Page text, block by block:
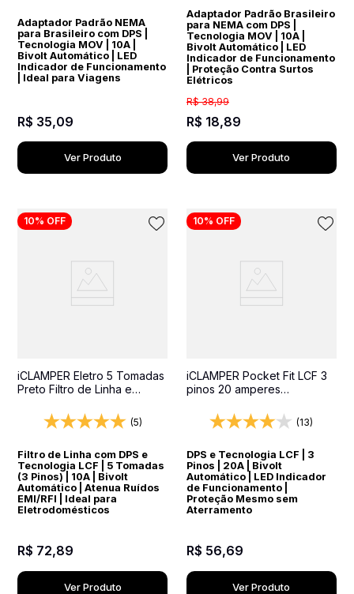
Adaptador Padrão NEMA
para Brasileiro com DPS |
Tecnologia MOV | 10A |
Bivolt Automático | LED
Indicador de Funcionamento
| Ideal para Viagens
R$ 35,09
Ver Produto
Adaptador Padrão Brasileiro
para NEMA com DPS |
Tecnologia MOV | 10A |
Bivolt Automático | LED
Indicador de Funcionamento
| Proteção Contra Surtos
Elétricos
R$ 38,99
R$ 18,89
Ver Produto
10% OFF
iCLAMPER Eletro 5 Tomadas
Preto Filtro de Linha e
(5)
Filtro de Linha com DPS e
Tecnologia LCF | 5 Tomadas
(3 Pinos) | 10A | Bivolt
Automático | Atenua Ruídos
EMI/RFI | Ideal para
Eletrodomésticos
R$ 72,89
Ver Produto
10% OFF
iCLAMPER Pocket Fit LCF 3
pinos 20 amperes
Elétrico DPS Bivolt
(13)
DPS e Tecnologia LCF | 3
Pinos | 20A | Bivolt
Automático | LED Indicador
de Funcionamento |
Proteção Mesmo sem
Aterramento
R$ 56,69
Ver Produto